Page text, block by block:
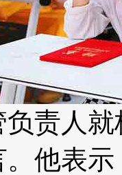
责人
他表